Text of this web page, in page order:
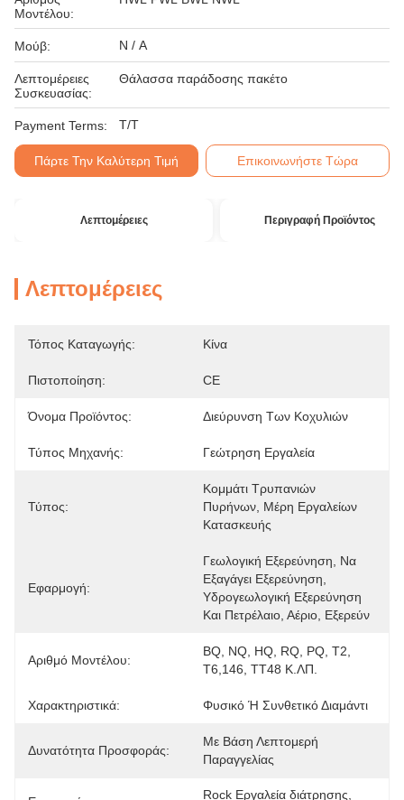
Μοντέλου:
Μούβ: N / A
Λεπτομέρειες
Συσκευασίας:
Θάλασσα παράδοσης πακέτο
Payment Terms: T/T
Πάρτε Την Καλύτερη Τιμή Επικοινωνήστε Τώρα
Λεπτομέρειες Περιγραφή Προϊόντος
Λεπτομέρειες
Τόπος Καταγωγής: Κίνα
Πιστοποίηση: CE
Όνομα Προϊόντος: Διεύρυνση Των Κοχυλιών
Τύπος Μηχανής: Γεώτρηση Εργαλεία
Τύπος:
Κομμάτι Τρυπανιών
Πυρήνων, Μέρη Εργαλείων
Κατασκευής
Εφαρμογή:
Γεωλογική Εξερεύνηση, Να
Εξαγάγει Εξερεύνηση,
Υδρογεωλογική Εξερεύνηση
Και Πετρέλαιο, Αέριο, Εξερεύν
Αριθμό Μοντέλου:
BQ, NQ, HQ, RQ, PQ, T2,
T6,146, TT48 Κ.ΛΠ.
Χαρακτηριστικά: Φυσικό Ή Συνθετικό Διαμάντι
Δυνατότητα Προσφοράς:
Με Βάση Λεπτομερή
Παραγγελίας
Rock Εργαλεία διάτρησης